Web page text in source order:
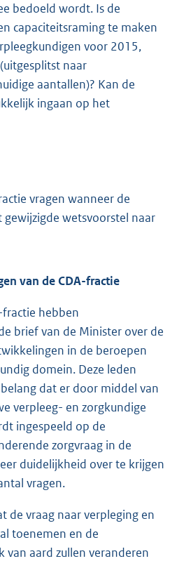
bedoeld wordt. Is de
capaciteitsraming te maken
voor 2015,
naar
aantallen)? Kan de
ingaan op het
vragen wanneer de
wetsvoorstel naar
van de CDA-fractie
fractie hebben
brief van de Minister over de
in de beroepen
domein. Deze leden
dat er door middel van
verpleeg- en zorgkundige
ingespeeld op de
zorgvraag in de
duidelijkheid over te krijgen
vragen.
de vraag naar verpleging en
toenemen en de
van aard zullen veranderen